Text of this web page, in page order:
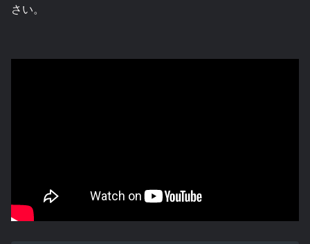
さい。